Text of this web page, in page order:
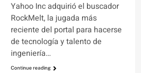
Yahoo Inc adquirió el buscador
RockMelt, la jugada más
reciente del portal para hacerse
de tecnología y talento de
ingeniería…
Continue reading